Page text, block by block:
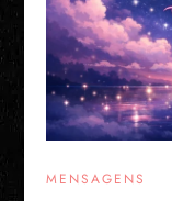
MENSAGENS